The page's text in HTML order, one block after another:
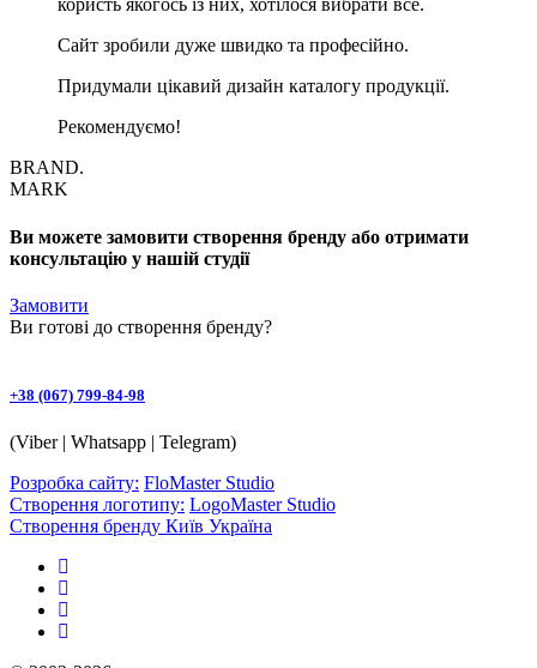
користь якогось із них, хотілося вибрати все.
Сайт зробили дуже швидко та професійно.
Придумали цікавий дизайн каталогу продукції.
Рекомендуємо!
BRAND.
MARK
Ви можете замовити створення бренду або отримати
консультацію у нашій студії
Замовити
Ви готові до створення бренду?
+38 (067) 799-84-98
(Viber | Whatsapp | Telegram)
Розробка сайту: FloMaster Studio
Створення логотипу: LogoMaster Studio
Створення бренду Київ Україна